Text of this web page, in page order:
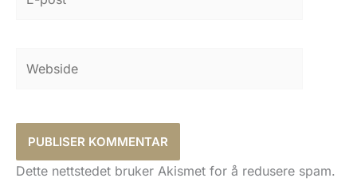
post*
Dette nettstedet bruker Akismet for å redusere spam.